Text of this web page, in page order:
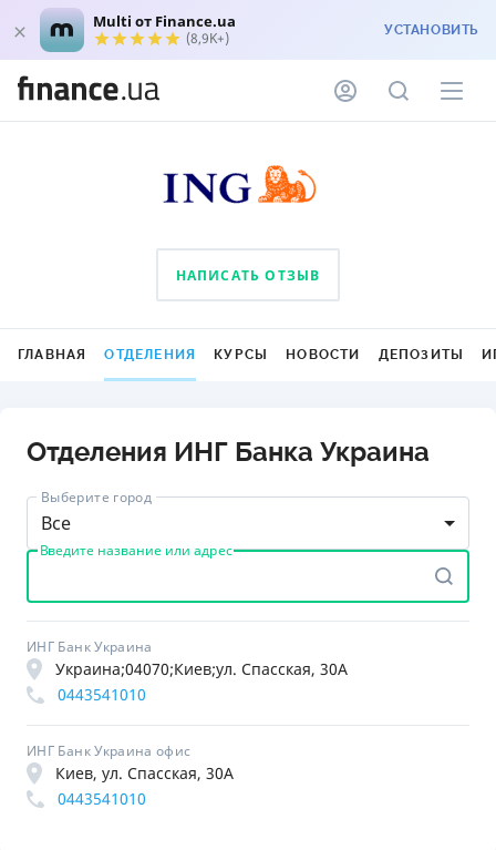
Multi от Finance.ua
(8,9K+) УСТАНОВИТЬ
НАПИСАТЬ ОТЗЫВ
ГЛАВНАЯ ОТДЕЛЕНИЯ КУРСЫ НОВОСТИ ДЕПОЗИТЫ
Отделения ИНГ Банка Украина
Выберите город
Все
Введите название или адрес
ИНГ Банк Украина
Украина;04070;Киев;ул. Спасская, 30А
0443541010
ИНГ Банк Украина офис
Киев, ул. Спасская, 30А
0443541010